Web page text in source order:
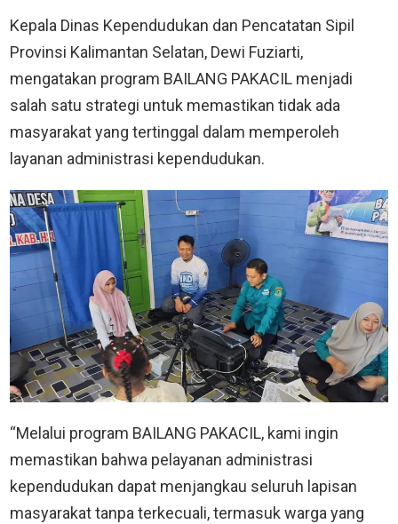
Kepala Dinas Kependudukan dan Pencatatan Sipil
Provinsi Kalimantan Selatan, Dewi Fuziarti,
mengatakan program BAILANG PAKACIL menjadi
salah satu strategi untuk memastikan tidak ada
masyarakat yang tertinggal dalam memperoleh
layanan administrasi kependudukan.
“Melalui program BAILANG PAKACIL, kami ingin
memastikan bahwa pelayanan administrasi
kependudukan dapat menjangkau seluruh lapisan
masyarakat tanpa terkecuali, termasuk warga yang